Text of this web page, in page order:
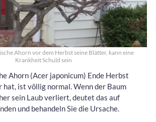
Ahorn vor dem Herbst seine Blätter, kann eine
Krankheit Schuld sein
Ahorn (Acer japonicum) Ende Herbst
ist völlig normal. Wenn der Baum
sein Laub verliert, deutet das auf
und behandeln Sie die Ursache.